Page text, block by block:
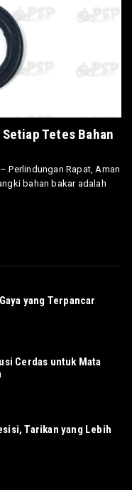
Tetes Bahan
Perlindungan Rapat, Aman
bahan bakar adalah
yang Terpancar
Cerdas untuk Mata
Tarikan yang Lebih